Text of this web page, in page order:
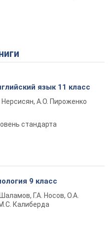
Play Video
язык 11 класс
Нерсисян, А.О. Пироженко
стандарта
9 класс
Г.А. Носов, О.А.
Калиберда